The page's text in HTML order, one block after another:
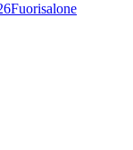
Fuorisalone